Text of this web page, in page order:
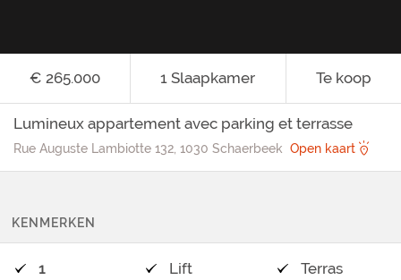
€ 265.000 1 Slaapkamer Te koop
Lumineux appartement avec parking et terrasse
Rue Auguste Lambiotte 132, 1030 Schaerbeek Open kaart
KENMERKEN
1
Lift
Terras